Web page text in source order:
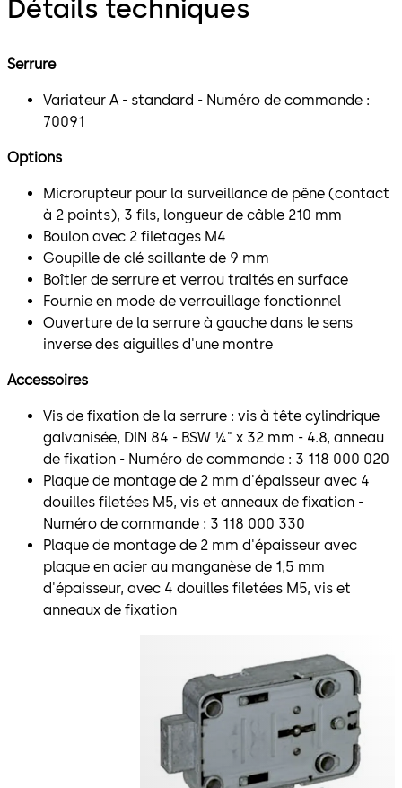
Détails techniques
Serrure
Variateur A - standard - Numéro de commande :
70091
Options
Microrupteur pour la surveillance de pêne (contact
à 2 points), 3 fils, longueur de câble 210 mm
Boulon avec 2 filetages M4
Goupille de clé saillante de 9 mm
Boîtier de serrure et verrou traités en surface
Fournie en mode de verrouillage fonctionnel
Ouverture de la serrure à gauche dans le sens
inverse des aiguilles d'une montre
Accessoires
Vis de fixation de la serrure : vis à tête cylindrique
galvanisée, DIN 84 - BSW ¼" x 32 mm - 4.8, anneau
de fixation - Numéro de commande : 3 118 000 020
Plaque de montage de 2 mm d'épaisseur avec 4
douilles filetées M5, vis et anneaux de fixation -
Numéro de commande : 3 118 000 330
Plaque de montage de 2 mm d'épaisseur avec
plaque en acier au manganèse de 1,5 mm
d'épaisseur, avec 4 douilles filetées M5, vis et
anneaux de fixation